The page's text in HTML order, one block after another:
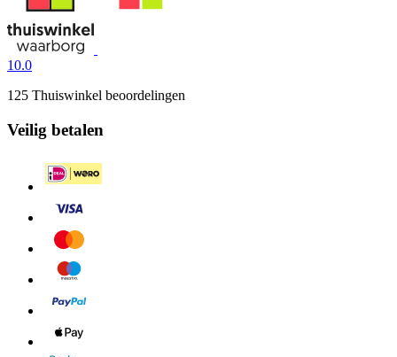
10.0
125 Thuiswinkel beoordelingen
Veilig betalen